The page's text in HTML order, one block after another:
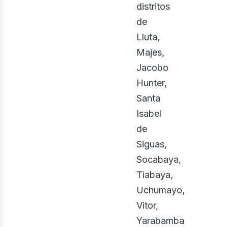
distritos
de
Lluta,
Majes,
Jacobo
Hunter,
Santa
Isabel
de
Siguas,
Socabaya,
Tiabaya,
Uchumayo,
Vitor,
Yarabamba